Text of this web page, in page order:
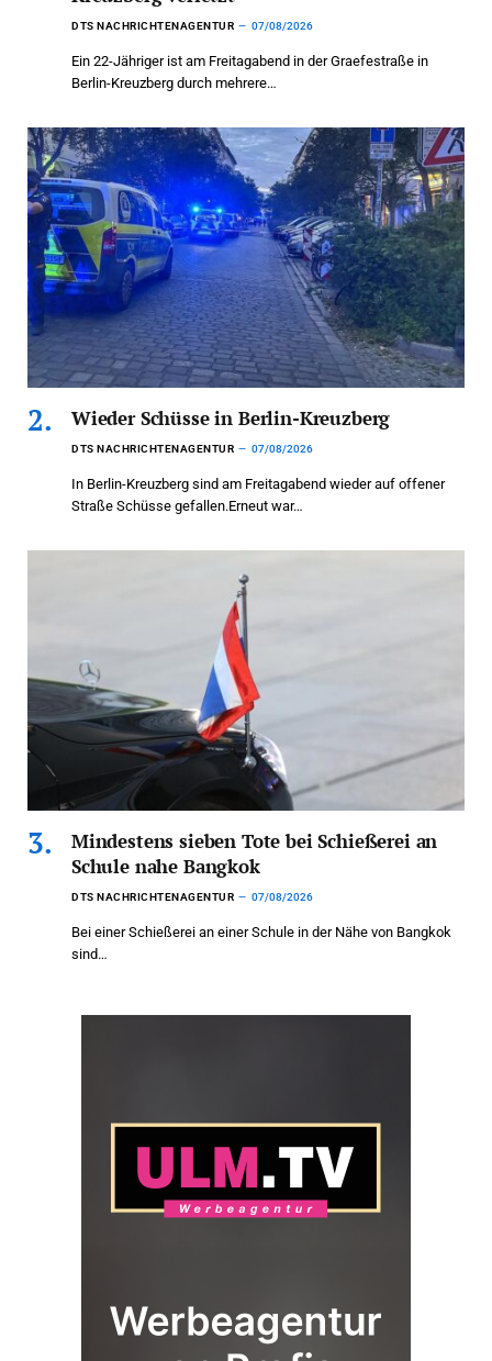
DTS NACHRICHTENAGENTUR 07/08/2026
Ein 22-Jähriger ist am Freitagabend in der Graefestraße in
Berlin-Kreuzberg durch mehrere…
Wieder Schüsse in Berlin-Kreuzberg
DTS NACHRICHTENAGENTUR 07/08/2026
In Berlin-Kreuzberg sind am Freitagabend wieder auf offener
Straße Schüsse gefallen.Erneut war…
Mindestens sieben Tote bei Schießerei an
Schule nahe Bangkok
DTS NACHRICHTENAGENTUR 07/08/2026
Bei einer Schießerei an einer Schule in der Nähe von Bangkok
sind…